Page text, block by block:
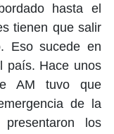
hasta el
tienen que salir
Eso sucede en
país. Hace unos
AM tuvo que
de la
los